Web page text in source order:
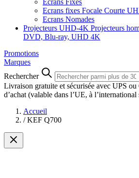
Ecrans Fixes
Ecrans fixes Focale Courte
Ecrans Nomades
Projecteurs UHD-4K Projecteurs
DVD, Blu-ray, UHD 4K
Promotions
Marques
Rechercher
Livraison gratuite et sécurisée avec UPS
d’achat (valable dans l’UE, à l’international
Accueil
/ KEF Q700